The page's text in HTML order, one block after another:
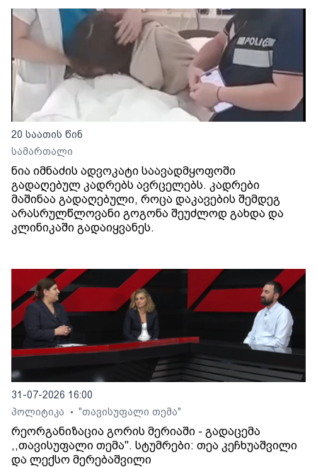
20 საათის წინ
სამართალი
ნია იმნაძის ადვოკატი საავადმყოფოში
გადაღებულ კადრებს ავრცელებს. კადრები
მაშინაა გადაღებული, როცა დაკავების შემდეგ
არასრულწლოვანი გოგონა შეუძლოდ გახდა და
კლინიკაში გადაიყვანეს.
31-07-2026 16:00
პოლიტიკა
• "თავისუფალი თემა"
რეორგანიზაცია გორის მერიაში - გადაცემა
,,თავისუფალი თემა". სტუმრები: თეა კეჩხუაშვილი
და ლექსო მერებაშვილი